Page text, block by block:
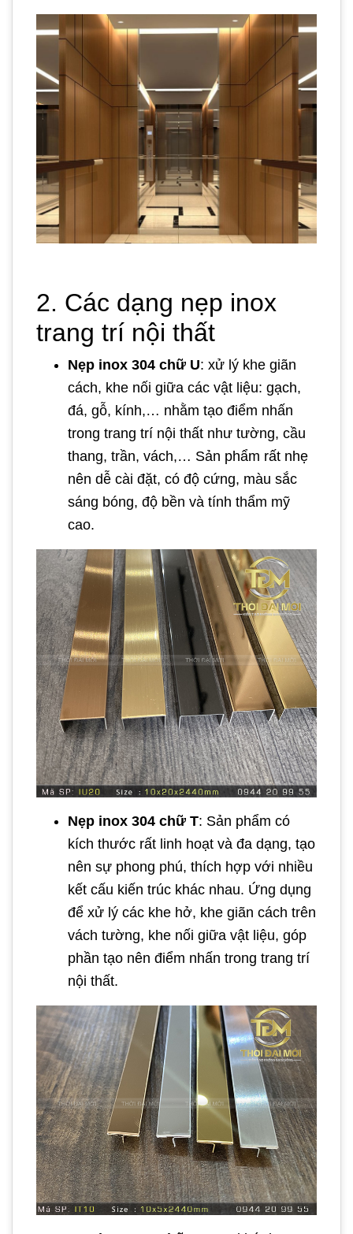
2. Các dạng nẹp inox
trang trí nội thất
Nẹp inox 304 chữ U: xử lý khe giãn
cách, khe nối giữa các vật liệu: gạch,
đá, gỗ, kính,… nhằm tạo điểm nhấn
trong trang trí nội thất như tường, cầu
thang, trần, vách,… Sản phẩm rất nhẹ
nên dễ cài đặt, có độ cứng, màu sắc
sáng bóng, độ bền và tính thẩm mỹ
cao.
Nẹp inox 304 chữ T: Sản phẩm có
kích thước rất linh hoạt và đa dạng, tạo
nên sự phong phú, thích hợp với nhiều
kết cấu kiến trúc khác nhau. Ứng dụng
để xử lý các khe hở, khe giãn cách trên
vách tường, khe nối giữa vật liệu, góp
phần tạo nên điểm nhấn trong trang trí
nội thất.